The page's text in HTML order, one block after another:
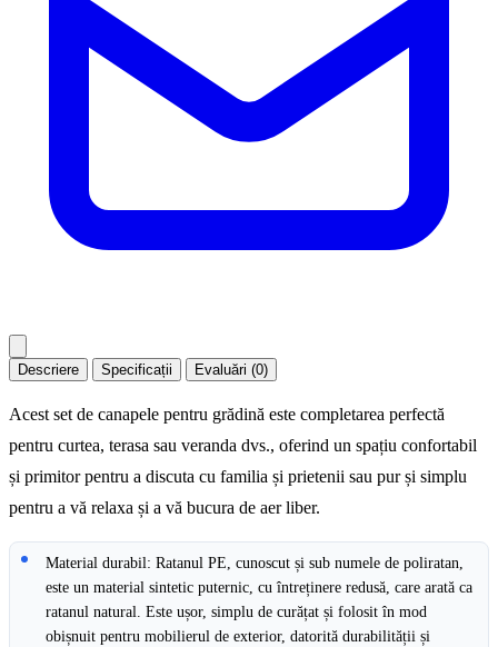
Descriere Specificații Evaluări (0)
Acest set de canapele pentru grădină este completarea perfectă
pentru curtea, terasa sau veranda dvs., oferind un spațiu confortabil
și primitor pentru a discuta cu familia și prietenii sau pur și simplu
pentru a vă relaxa și a vă bucura de aer liber.
Material durabil: Ratanul PE, cunoscut și sub numele de poliratan,
este un material sintetic puternic, cu întreținere redusă, care arată ca
ratanul natural. Este ușor, simplu de curățat și folosit în mod
obișnuit pentru mobilierul de exterior, datorită durabilității și